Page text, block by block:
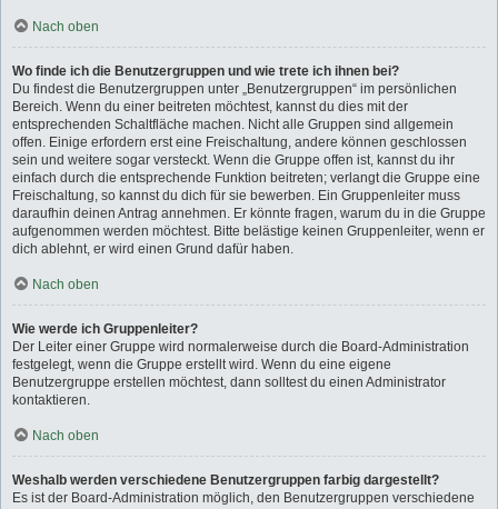
Nach oben
Wo finde ich die Benutzergruppen und wie trete ich ihnen bei?
Du findest die Benutzergruppen unter „Benutzergruppen“ im persönlichen
Bereich. Wenn du einer beitreten möchtest, kannst du dies mit der
entsprechenden Schaltfläche machen. Nicht alle Gruppen sind allgemein
offen. Einige erfordern erst eine Freischaltung, andere können geschlossen
sein und weitere sogar versteckt. Wenn die Gruppe offen ist, kannst du ihr
einfach durch die entsprechende Funktion beitreten; verlangt die Gruppe eine
Freischaltung, so kannst du dich für sie bewerben. Ein Gruppenleiter muss
daraufhin deinen Antrag annehmen. Er könnte fragen, warum du in die Gruppe
aufgenommen werden möchtest. Bitte belästige keinen Gruppenleiter, wenn er
dich ablehnt, er wird einen Grund dafür haben.
Nach oben
Wie werde ich Gruppenleiter?
Der Leiter einer Gruppe wird normalerweise durch die Board-Administration
festgelegt, wenn die Gruppe erstellt wird. Wenn du eine eigene
Benutzergruppe erstellen möchtest, dann solltest du einen Administrator
kontaktieren.
Nach oben
Weshalb werden verschiedene Benutzergruppen farbig dargestellt?
Es ist der Board-Administration möglich, den Benutzergruppen verschiedene